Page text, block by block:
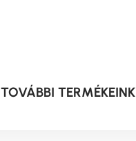
TOVÁBBI TERMÉKEINK